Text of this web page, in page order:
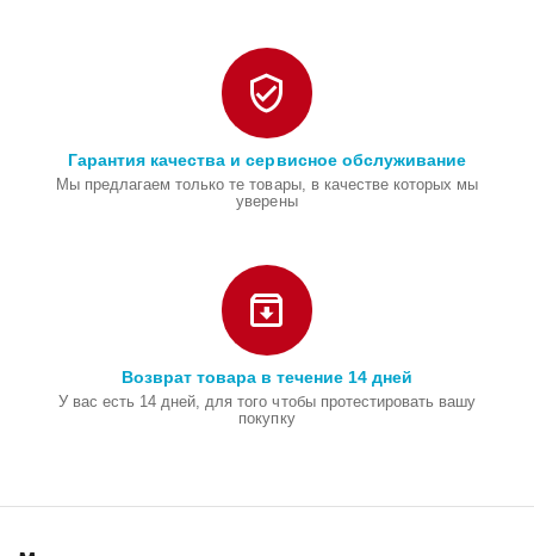
Гарантия качества и сервисное обслуживание
Мы предлагаем только те товары, в качестве которых мы
уверены
Возврат товара в течение 14 дней
У вас есть 14 дней, для того чтобы протестировать вашу
покупку